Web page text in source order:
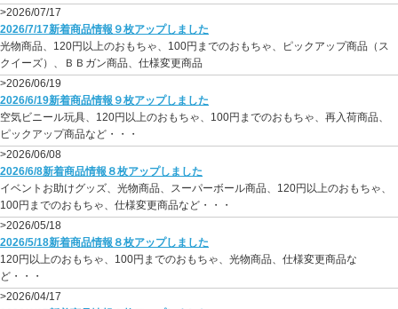
>2026/07/17
2026/7/17新着商品情報９枚アップしました
光物商品、120円以上のおもちゃ、100円までのおもちゃ、ピックアップ商品（ス
クイーズ）、ＢＢガン商品、仕様変更商品
>2026/06/19
2026/6/19新着商品情報９枚アップしました
空気ビニール玩具、120円以上のおもちゃ、100円までのおもちゃ、再入荷商品、
ピックアップ商品など・・・
>2026/06/08
2026/6/8新着商品情報８枚アップしました
イベントお助けグッズ、光物商品、スーパーボール商品、120円以上のおもちゃ、
100円までのおもちゃ、仕様変更商品など・・・
>2026/05/18
2026/5/18新着商品情報８枚アップしました
120円以上のおもちゃ、100円までのおもちゃ、光物商品、仕様変更商品な
ど・・・
>2026/04/17